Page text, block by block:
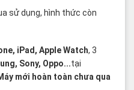
sử dụng, hình thức còn
iPad, Apple Watch, 3
Sony, Oppo...tại
mới hoàn toàn chưa qua